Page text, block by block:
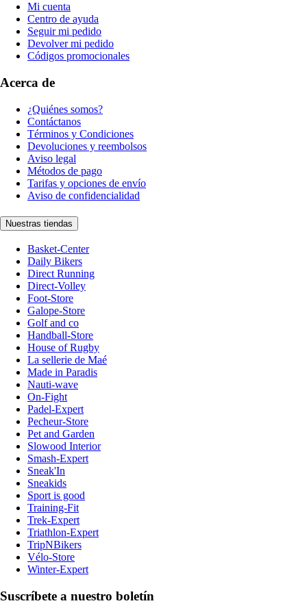
Mi cuenta
Centro de ayuda
Seguir mi pedido
Devolver mi pedido
Códigos promocionales
Acerca de
¿Quiénes somos?
Contáctanos
Términos y Condiciones
Devoluciones y reembolsos
Aviso legal
Métodos de pago
Tarifas y opciones de envío
Aviso de confidencialidad
Nuestras tiendas
Basket-Center
Daily Bikers
Direct Running
Direct-Volley
Foot-Store
Galope-Store
Golf and co
Handball-Store
House of Rugby
La sellerie de Maé
Made in Paradis
Nauti-wave
On-Fight
Padel-Expert
Pecheur-Store
Pet and Garden
Slowood Interior
Smash-Expert
Sneak'In
Sneakids
Sport is good
Training-Fit
Trek-Expert
Triathlon-Expert
TripNBikers
Vélo-Store
Winter-Expert
Suscríbete a nuestro boletín